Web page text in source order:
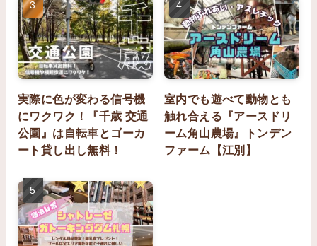
実際に色が変わる信号機
にワクワク！『千歳 交通
公園』は自転車とゴーカ
ート貸し出し無料！
室内でも遊べて動物とも
触れ合える『アースドリ
ーム角山農場』トンデン
ファーム【江別】